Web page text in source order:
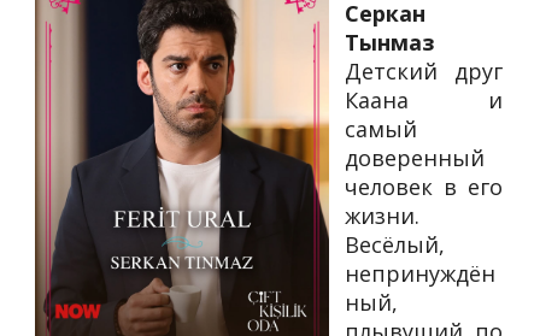
Серкан
Тынмаз
Детский друг
Каана и
самый
доверенный
человек в его
жизни.
Весёлый,
непринуждён
ный,